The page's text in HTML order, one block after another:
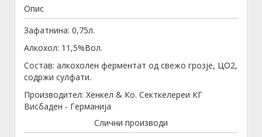
Опис
Зафатнина: 0,75л.
Алкохол: 11,5%Вол.
Состав: алкохолен ферментат од свежо грозје, ЦО2,
содржи сулфати.
Производител: Хенкел & Ко. Секткелереи КГ
Висбаден - Германија
Слични производи